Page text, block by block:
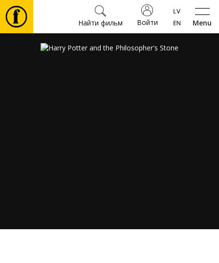
Menu
Войти
Найти фильм
Фильмы